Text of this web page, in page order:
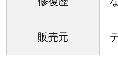
販売元